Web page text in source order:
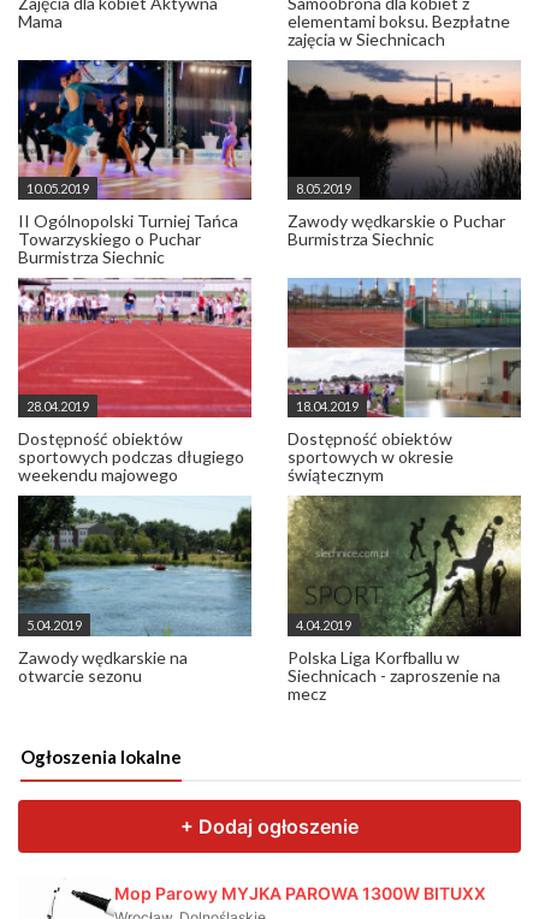
Mama
elementami boksu. Bezpłatne
zajęcia w Siechnicach
10.05.2019
II Ogólnopolski Turniej Tańca
Towarzyskiego o Puchar
Burmistrza Siechnic
8.05.2019
Zawody wędkarskie o Puchar
Burmistrza Siechnic
28.04.2019
Dostępność obiektów
sportowych podczas długiego
weekendu majowego
18.04.2019
Dostępność obiektów
sportowych w okresie
świątecznym
5.04.2019
Zawody wędkarskie na
otwarcie sezonu
4.04.2019
Polska Liga Korfballu w
Siechnicach - zaproszenie na
mecz
Ogłoszenia lokalne